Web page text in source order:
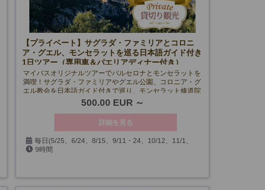
【プライベート】サグラダ・ファミリアとコロニ
ア・グエル、モンセラットを巡る日本語ガイド付き
1日ツアー（専用車＆パエリアディナー付き）
マイバスオリジナルツアーでバルセロナとモンセラットを
満喫！サグラダ・ファミリアやグエル公園、コロニア・グ
エル教会を日本語ガイド付きで巡り、モンセラット修道院
と奇岩を訪問。締めくくりには本場のシーフードパエリア
500.00 EUR
詳細を見る
毎日(5/25、6/24、8/15、9/11・24、10/12、11/1、
12/6・8・24・25・26・31、1/1・6、および見学箇所の
9時間